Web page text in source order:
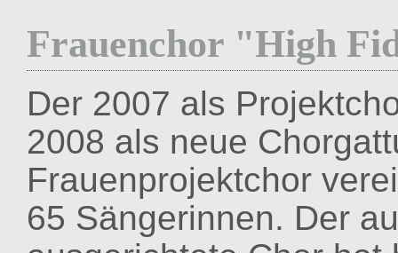
Frauenchor "High
Der 2007 als
2008 als neue
Frauenprojektchor
65 Sängerinnen. Der